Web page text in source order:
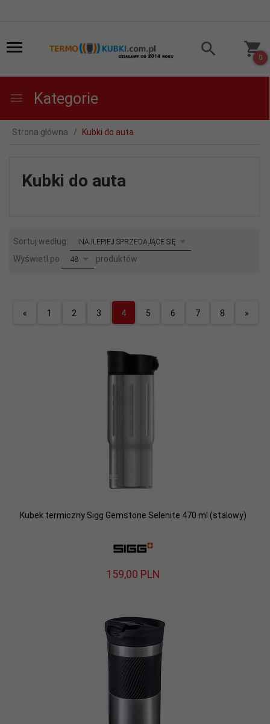
0
Kategorie
Strona główna Kubki do auta
Kubki do auta
Sortuj według: sortNAJLEPIEJ SPRZEDAJĄCE SIĘ
Wyświetl po pop48 produktów
« 1 2 3 4 5 6 7 8 »
Kubek termiczny Sigg Gemstone Selenite 470 ml (stalowy)
159,00 PLN